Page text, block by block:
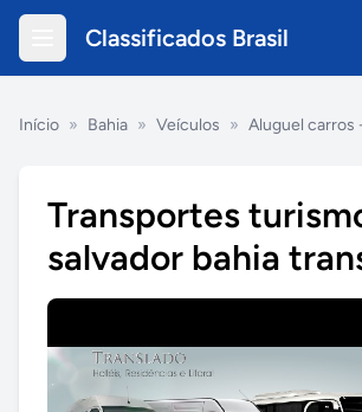
Classificados Brasil
Início » Bahia » Veículos » Aluguel carros
Transportes
salvador bahia